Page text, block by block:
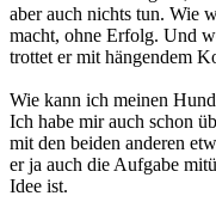
aber auch nichts tun. Wie
macht, ohne Erfolg. Und
trottet er mit hängendem
Wie kann ich meinen
Ich habe mir auch schon
mit den beiden anderen
er ja auch die Aufgabe
Idee ist.